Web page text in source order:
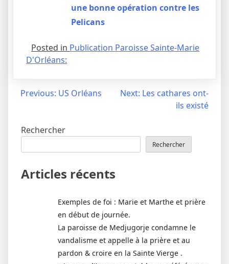
une bonne opération contre les
Pelicans
Posted in Publication Paroisse Sainte-Marie
D'Orléans:
Navigation
l’article
Previous: US Orléans Next: Les cathares ont-
ils existé
Rechercher
Rechercher
Articles récents
Exemples de foi : Marie et Marthe et prière
en début de journée.
La paroisse de Medjugorje condamne le
vandalisme et appelle à la prière et au
pardon & croire en la Sainte Vierge .